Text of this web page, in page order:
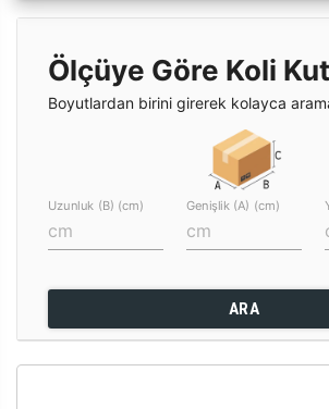
Ölçüye Göre Koli
Boyutlardan birini girerek kolayca
Uzunluk (B) (cm) Genişlik (A) (cm)
ARA